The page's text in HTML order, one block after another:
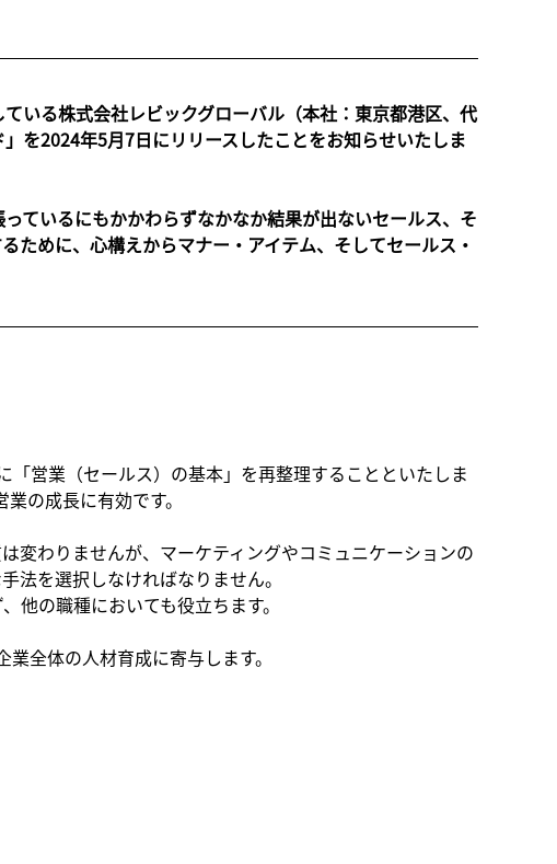
いる株式会社レビックグローバル（本社：東京都港区、代
を2024年5月7日にリリースしたことをお知らせいたしま
ているにもかかわらずなかなか結果が出ないセールス、そ
ために、心構えからマナー・アイテム、そしてセールス・
「営業（セールス）の基本」を再整理することといたしま
の成長に有効です。
変わりませんが、マーケティングやコミュニケーションの
法を選択しなければなりません。
他の職種においても役立ちます。
全体の人材育成に寄与します。